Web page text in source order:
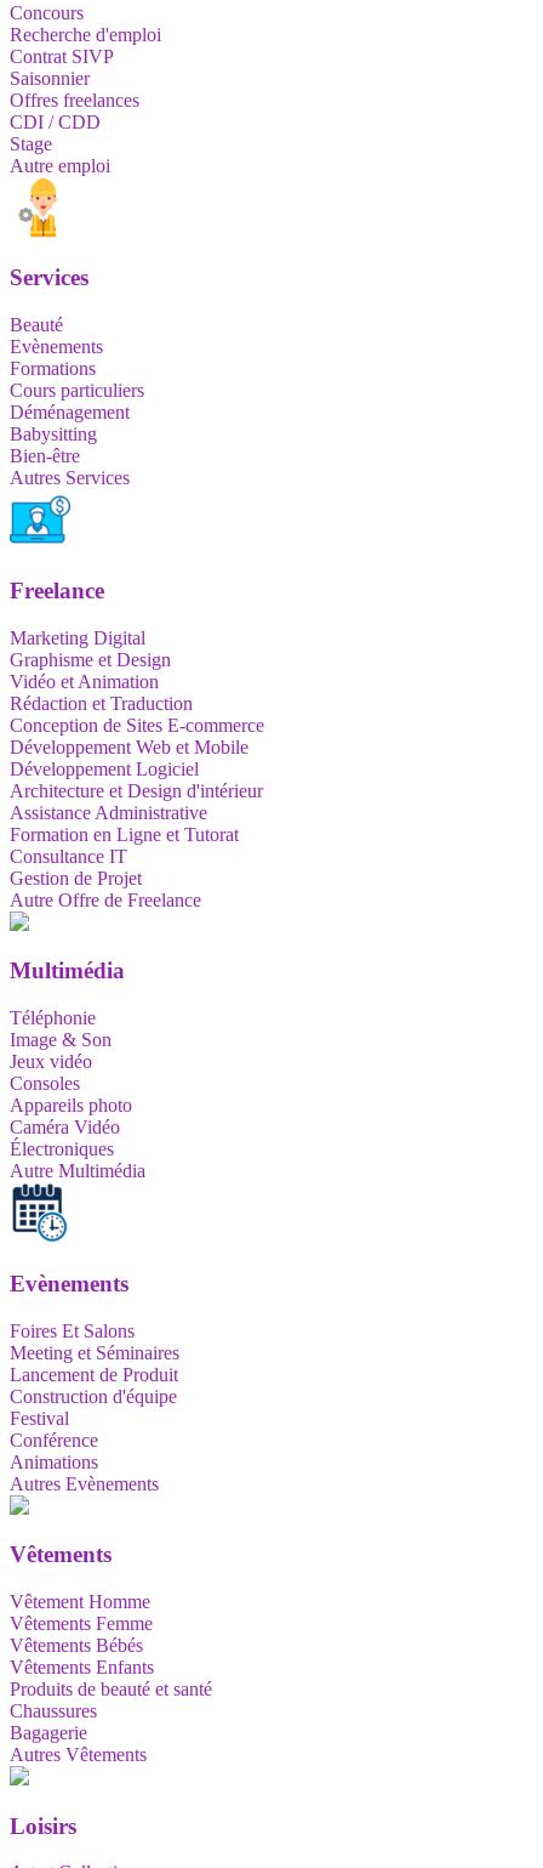
Concours
Recherche d'emploi
Contrat SIVP
Saisonnier
Offres freelances
CDI / CDD
Stage
Autre emploi
Services
Beauté
Evènements
Formations
Cours particuliers
Déménagement
Babysitting
Bien-être
Autres Services
Freelance
Marketing Digital
Graphisme et Design
Vidéo et Animation
Rédaction et Traduction
Conception de Sites E-commerce
Développement Web et Mobile
Développement Logiciel
Architecture et Design d'intérieur
Assistance Administrative
Formation en Ligne et Tutorat
Consultance IT
Gestion de Projet
Autre Offre de Freelance
Multimédia
Téléphonie
Image & Son
Jeux vidéo
Consoles
Appareils photo
Caméra Vidéo
Électroniques
Autre Multimédia
Evènements
Foires Et Salons
Meeting et Séminaires
Lancement de Produit
Construction d'équipe
Festival
Conférence
Animations
Autres Evènements
Vêtements
Vêtement Homme
Vêtements Femme
Vêtements Bébés
Vêtements Enfants
Produits de beauté et santé
Chaussures
Bagagerie
Autres Vêtements
Loisirs